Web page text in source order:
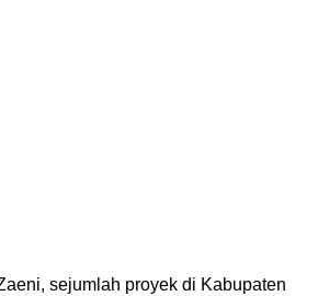
sejumlah proyek di Kabupaten